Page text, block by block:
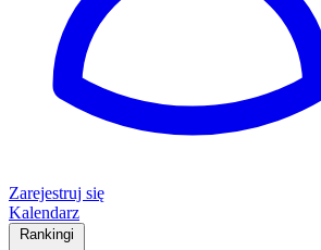
Zarejestruj się
Kalendarz
Rankingi